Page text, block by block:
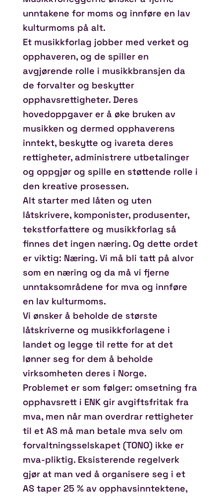
unntakene for moms og innføre en lav
kulturmoms på alt.
Et musikkforlag jobber med verket og
opphaveren, og de spiller en
avgjørende rolle i musikkbransjen da
de forvalter og beskytter
opphavsrettigheter. Deres
hovedoppgaver er å øke bruken av
musikken og dermed opphaverens
inntekt, beskytte og ivareta deres
rettigheter, administrere utbetalinger
og oppgjør og spille en støttende rolle i
den kreative prosessen.
Alt starter med låten og uten
låtskrivere, komponister, produsenter,
tekstforfattere og musikkforlag så
finnes det ingen næring. Og dette ordet
er viktig: Næring. Vi må bli tatt på alvor
som en næring og da må vi fjerne
unntaksområdene for mva og innføre
en lav kulturmoms.
Vi ønsker å beholde de største
låtskriverne og musikkforlagene i
landet og legge til rette for at det
lønner seg for dem å beholde
virksomheten deres i Norge.
Problemet er som følger: omsetning fra
opphavsrett i ENK gir avgiftsfritak fra
mva, men når man overdrar rettigheter
til et AS må man betale mva selv om
forvaltningsselskapet (TONO) ikke er
mva-pliktig. Eksisterende regelverk
gjør at man ved å organisere seg i et
AS taper 25 % av opphavsinntektene,